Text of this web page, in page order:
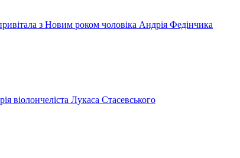
з Новим роком чоловіка Андрія Федінчика
віолончеліста Лукаса Стасевського